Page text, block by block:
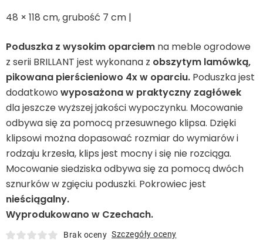
Leżaki
Akcesoria
Parasole
Produkty gastronomiczne
Kolekcja
48 × 118 cm, grubość 7 cm |
Poduszka z wysokim oparciem na meble ogrodowe
z serii BRILLANT jest wykonana z obszytym lamówką,
pikowana pierścieniowo 4x w oparciu. Poduszka jest
dodatkowo wyposażona w praktyczny zagłówek
dla jeszcze wyższej jakości wypoczynku. Mocowanie
odbywa się za pomocą przesuwnego klipsa. Dzięki
klipsowi można dopasować rozmiar do wymiarów i
rodzaju krzesła, klips jest mocny i się nie rozciąga.
Mocowanie siedziska odbywa się za pomocą dwóch
sznurków w zgięciu poduszki. Pokrowiec jest
nieściągalny.
Wyprodukowano w Czechach.
Brak oceny Szczegóły oceny